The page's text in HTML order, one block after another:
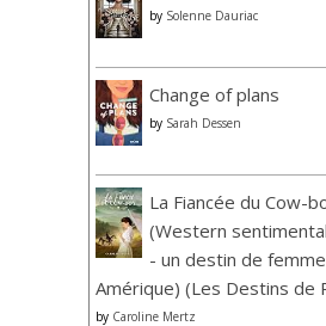
by Solenne Dauriac
Change of plans
by Sarah Dessen
La Fiancée du Cow-
(Western
- un destin de
Amérique) (Les Destins de
by Caroline Mertz